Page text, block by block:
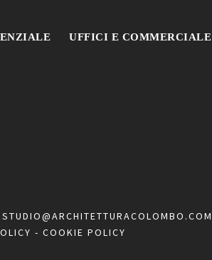
UFFICI E COMMERCIALE
STUDIO@ARCHITETTURACOLOMBO.COM
- COOKIE POLICY